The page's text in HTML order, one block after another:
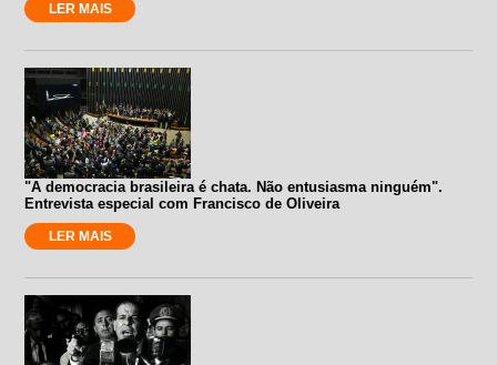
LER MAIS
"A democracia brasileira é chata. Não entusiasma ninguém".
Entrevista especial com Francisco de Oliveira
LER MAIS